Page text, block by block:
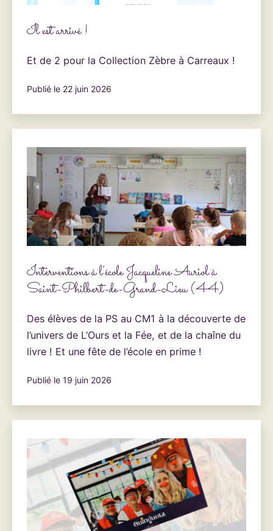
Il est arrivé !
Et de 2 pour la Collection Zèbre à Carreaux !
Publié le 22 juin 2026
Interventions à l’école Jacqueline Auriol à
Saint-Philbert-de-Grand-Lieu (44)
Des élèves de la PS au CM1 à la découverte de
l’univers de L’Ours et la Fée, et de la chaîne du
livre ! Et une fête de l’école en prime !
Publié le 19 juin 2026